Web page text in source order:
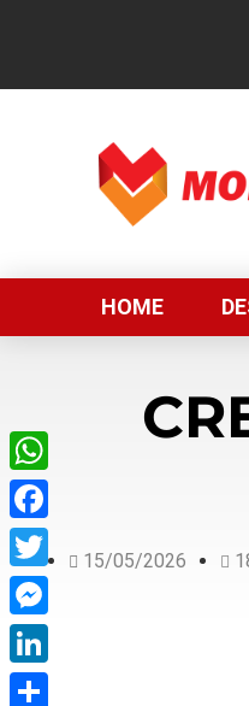
HOME
15/05/2026
WhatsApp
Facebook
Twitter
Messenger
LinkedIn